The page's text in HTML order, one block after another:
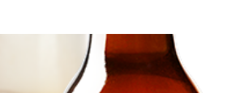
Une question